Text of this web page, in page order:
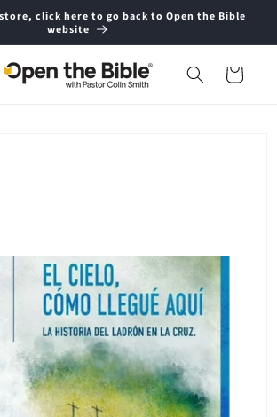
click here to go back to Open the Bible
website
Cart